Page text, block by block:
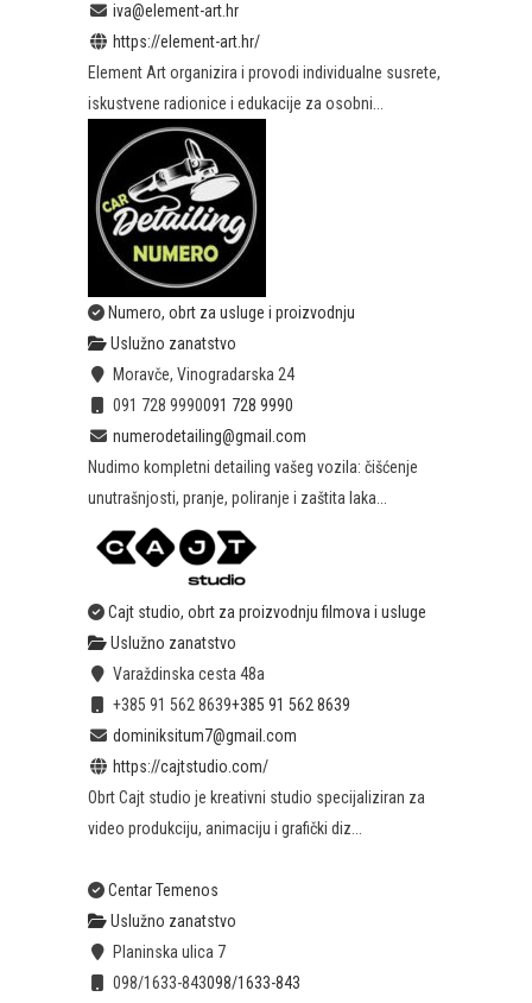
iva@element-art.hr
https://element-art.hr/
Element Art organizira i provodi individualne susrete,
iskustvene radionice i edukacije za osobni...
Numero, obrt za usluge i proizvodnju
Uslužno zanatstvo
Moravče, Vinogradarska 24
091 728 9990091 728 9990
numerodetailing@gmail.com
Nudimo kompletni detailing vašeg vozila: čišćenje
unutrašnjosti, pranje, poliranje i zaštita laka...
Cajt studio, obrt za proizvodnju filmova i usluge
Uslužno zanatstvo
Varaždinska cesta 48a
+385 91 562 8639+385 91 562 8639
dominiksitum7@gmail.com
https://cajtstudio.com/
Obrt Cajt studio je kreativni studio specijaliziran za
video produkciju, animaciju i grafički diz...
Centar Temenos
Uslužno zanatstvo
Planinska ulica 7
098/1633-843098/1633-843